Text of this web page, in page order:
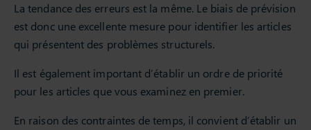
La tendance des erreurs est la même. Le biais de prévision
est donc une excellente mesure pour identifier les articles
qui présentent des problèmes structurels.
Il est également important d’établir un ordre de priorité
pour les articles que vous examinez en premier.
En raison des contraintes de temps, il convient d’établir un